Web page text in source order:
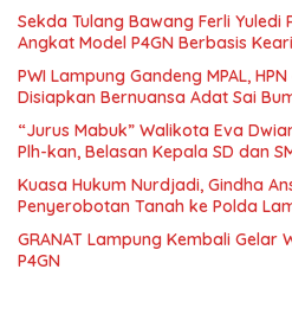
Sekda Tulang Bawang Ferli Yuledi
Angkat Model P4GN Berbasis
PWI Lampung Gandeng MPAL,
Disiapkan Bernuansa Adat Sai
“Jurus Mabuk” Walikota Eva
Plh-kan, Belasan Kepala SD dan
Kuasa Hukum Nurdjadi, Gindha
Penyerobotan Tanah ke Polda
GRANAT Lampung Kembali Gelar
P4GN